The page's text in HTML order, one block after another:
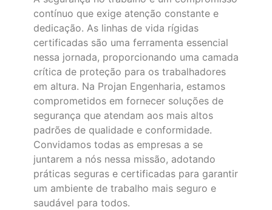
contínuo que exige atenção constante e
dedicação. As linhas de vida rígidas
certificadas são uma ferramenta essencial
nessa jornada, proporcionando uma camada
crítica de proteção para os trabalhadores
em altura. Na Projan Engenharia, estamos
comprometidos em fornecer soluções de
segurança que atendam aos mais altos
padrões de qualidade e conformidade.
Convidamos todas as empresas a se
juntarem a nós nessa missão, adotando
práticas seguras e certificadas para garantir
um ambiente de trabalho mais seguro e
saudável para todos.